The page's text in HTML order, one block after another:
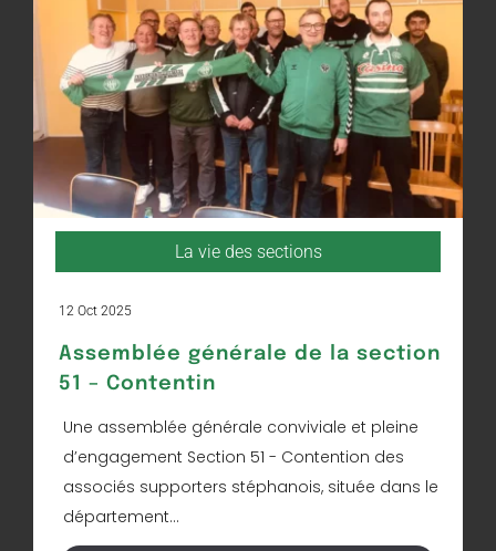
La vie des sections
12 Oct 2025
Assemblée générale de la section
51 – Contentin
Une assemblée générale conviviale et pleine
d’engagement Section 51 - Contention des
associés supporters stéphanois, située dans le
département...